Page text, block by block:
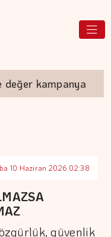
kampanya
10 Haziran 2026 02:38
güvenlik